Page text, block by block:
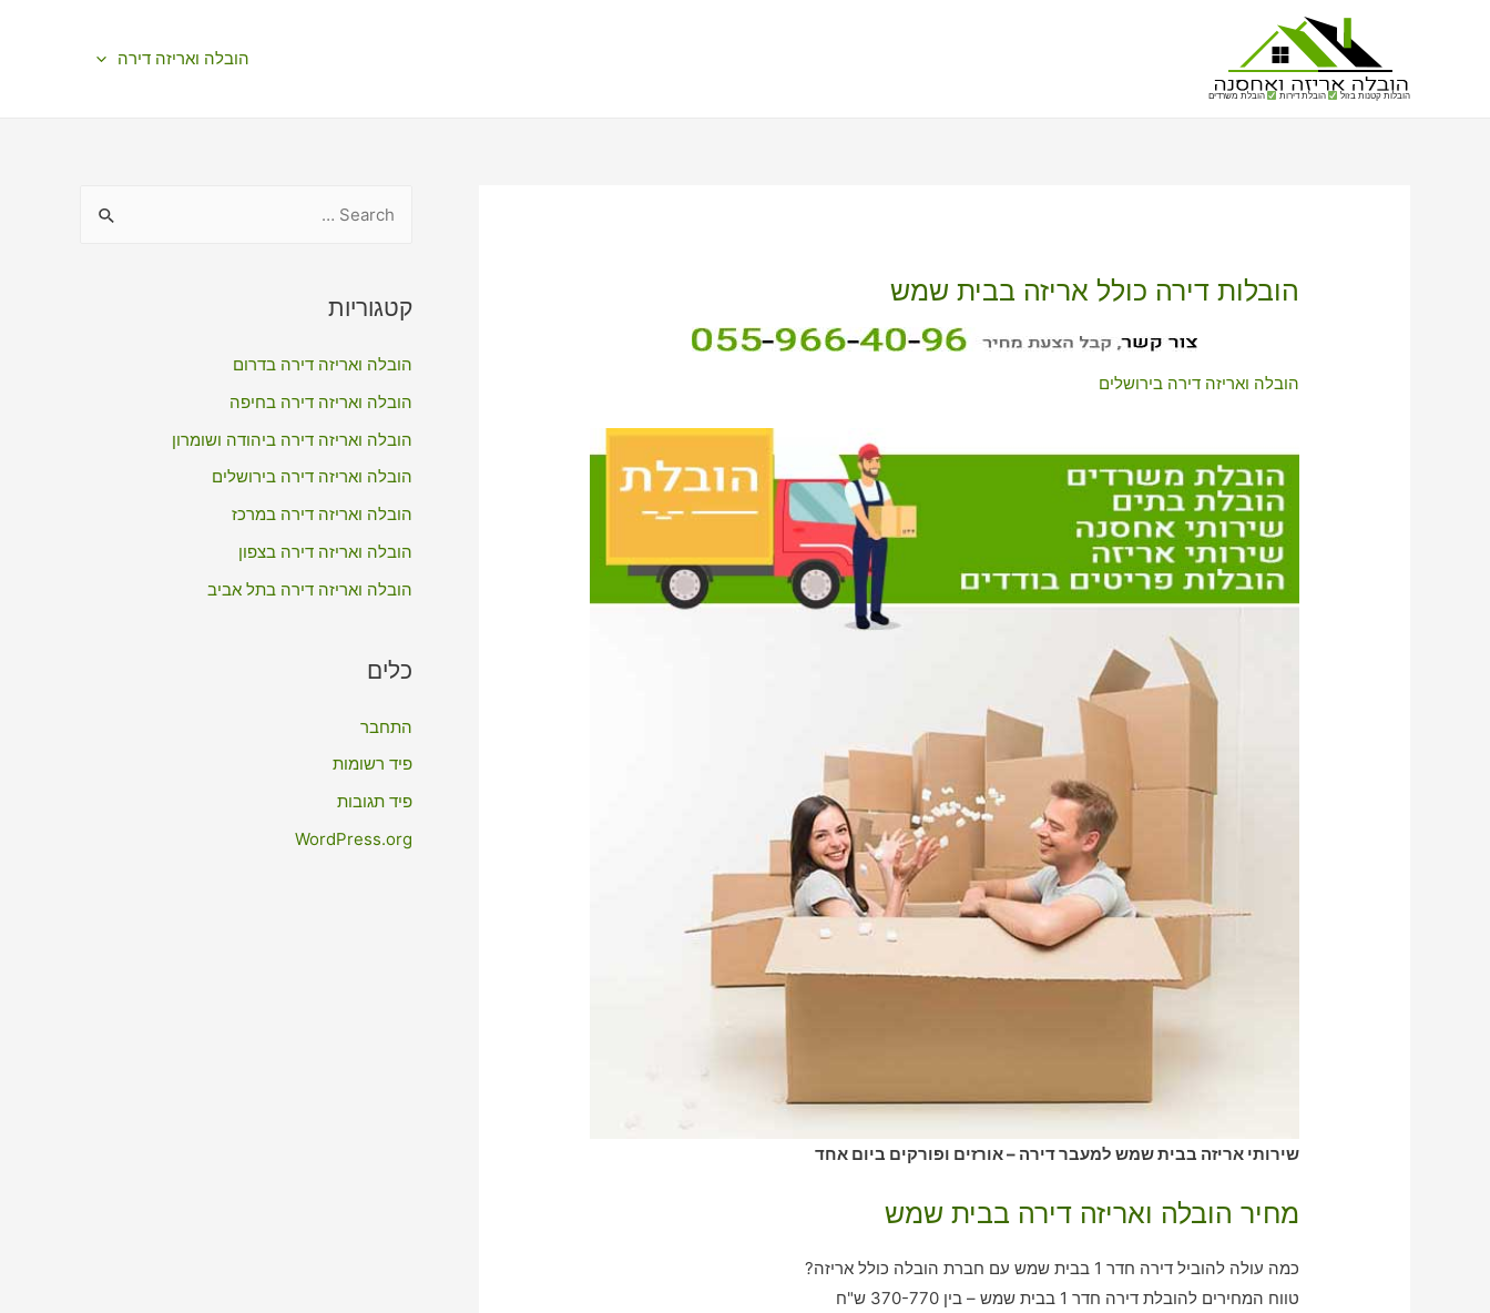
הובלות קטנות בזול הובלת דירות הובלת משרדים
הובלה ואריזה דירה
הובלות דירה כולל אריזה בבית שמש
הובלה ואריזה דירה בירושלים
שירותי אריזה בבית שמש למעבר דירה – אורזים ופורקים ביום אחד
מחיר הובלה ואריזה דירה בבית שמש
כמה עולה להוביל דירה חדר 1 בבית שמש עם חברת הובלה כולל אריזה?
טווח המחירים להובלת דירה חדר 1 בבית שמש – בין 370-770 ש"ח
r
h
f
o
קטגוריות
הובלה ואריזה דירה בדרום
הובלה ואריזה דירה בחיפה
הובלה ואריזה דירה ביהודה ושומרון
הובלה ואריזה דירה בירושלים
הובלה ואריזה דירה במרכז
הובלה ואריזה דירה בצפון
הובלה ואריזה דירה בתל אביב
כלים
התחבר
פיד רשומות
פיד תגובות
WordPress.org